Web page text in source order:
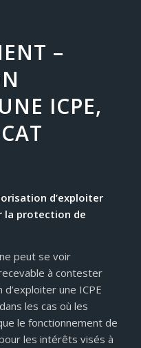
–
ICPE,
d’exploiter
la protection de
peut se voir
à contester
une ICPE
les cas où les
le fonctionnement de
les intérêts visés à